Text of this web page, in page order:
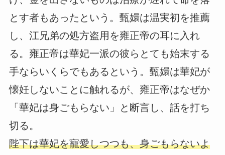
とす者もあったという。甄嬛は温実初を推薦
し、江兄弟の処方盗用を雍正帝の耳に入れ
る。雍正帝は華妃一派の彼らとても始末する
手ならいくらでもあるという。甄嬛は華妃が
懐妊しないことに触れるが、雍正帝はなぜか
「華妃は身ごもらない」と断言し、話を打ち
切る。
陛下は華妃を寵愛しつつも、身ごもらないよ